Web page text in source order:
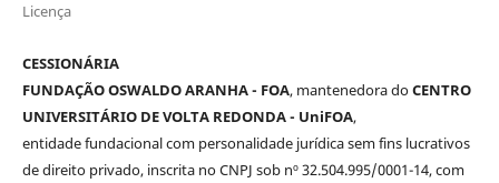
Licença
CESSIONÁRIA
FUNDAÇÃO OSWALDO ARANHA - FOA, mantenedora doCENTRO
UNIVERSITÁRIO DE VOLTA REDONDA - UniFOA,
entidade fundacional com personalidade jurídica sem fins lucrativos
de direito privado, inscrita no CNPJ sob nº 32.504.995/0001-14, com